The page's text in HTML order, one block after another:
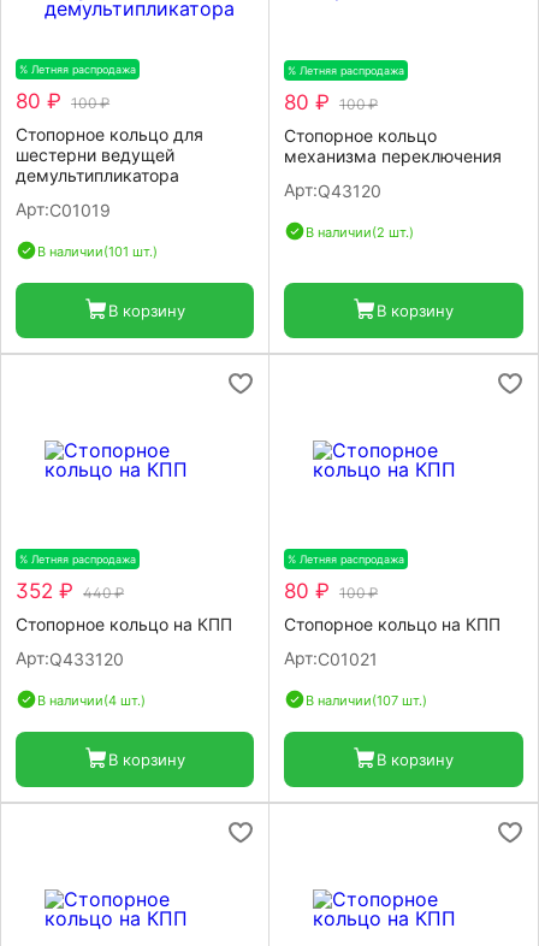
% Летняя распродажа
80 ₽ 100 ₽
Стопорное кольцо для
шестерни ведущей
демультипликатора
Арт:C01019
В наличии(101 шт.)
В корзину
% Летняя распродажа
80 ₽ 100 ₽
Стопорное кольцо
механизма переключения
Арт:Q43120
В наличии(2 шт.)
В корзину
% Летняя распродажа
352 ₽ 440 ₽
Стопорное кольцо на КПП
Арт:Q433120
В наличии(4 шт.)
В корзину
% Летняя распродажа
80 ₽ 100 ₽
Стопорное кольцо на КПП
Арт:C01021
В наличии(107 шт.)
В корзину